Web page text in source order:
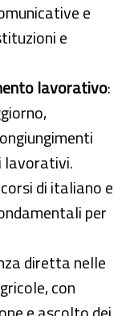
e
e
lavorativo:
lavorativi.
di italiano e
per
diretta nelle
con